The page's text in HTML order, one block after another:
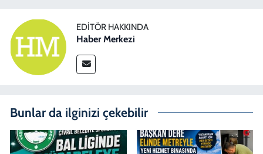
EDITÖR HAKKINDA
Haber Merkezi
Bunlar da ilginizi çekebilir